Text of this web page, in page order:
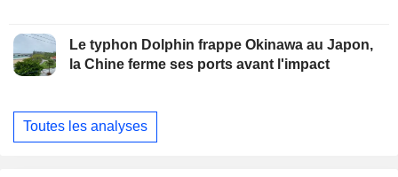
Le typhon Dolphin frappe Okinawa au Japon,
la Chine ferme ses ports avant l'impact
Toutes les analyses